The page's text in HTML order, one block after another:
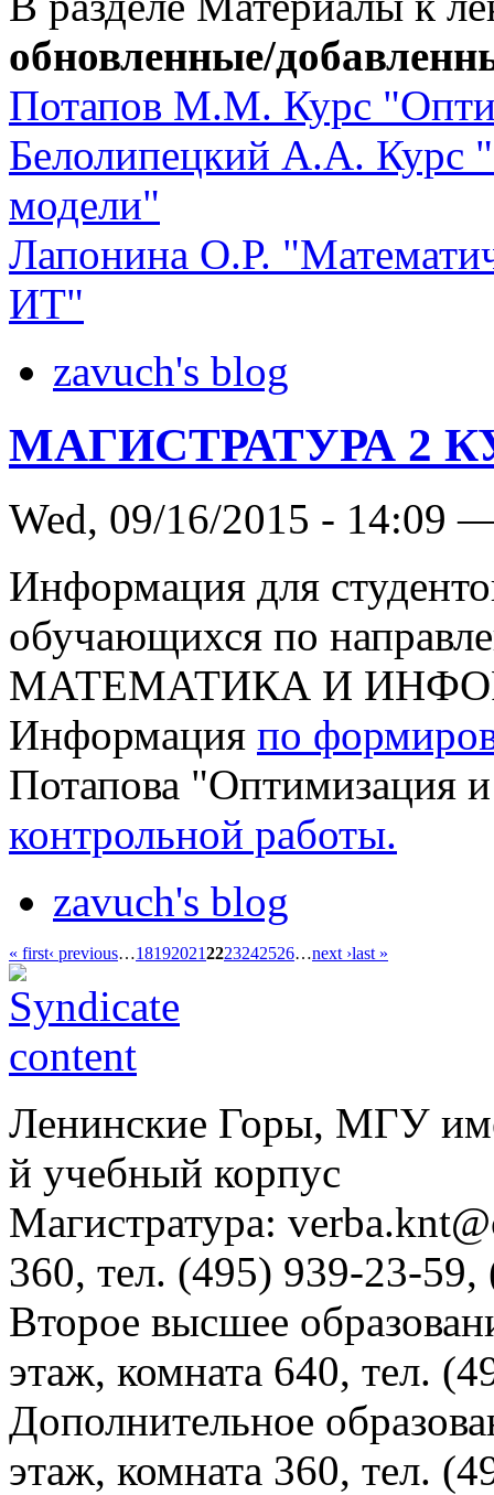
обновленные/
Потапов М.М. Курс
Белолипецкий А.А. Курс
модели"
Лапонина О.Р.
ИТ"
zavuch's blog
МАГИСТРАТУРА 2
Wed, 09/16/2015 - 14:09
Информация для
обучающихся по
МАТЕМАТИКА И
Информация по
Потапова "Оптимизация
контрольной работы.
zavuch's blog
« first‹ previous…181920212223242526…next ›last »
Ленинские Горы, МГУ
й учебный корпус
Магистратура:
360, тел. (495) 939-23-
Второе высшее
этаж, комната 640, тел.
Дополнительное
этаж, комната 360, тел.